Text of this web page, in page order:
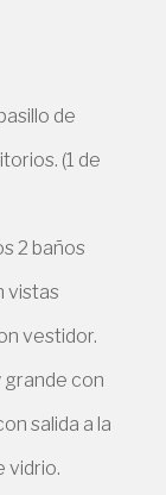
de
(1 de
2 baños
vistas
vestidor.
grande con
salida a la
vidrio.